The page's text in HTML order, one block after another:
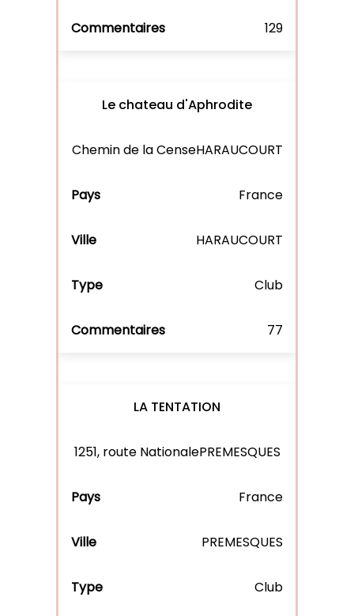
129
Le chateau d'Aphrodite
Chemin de la CenseHARAUCOURT
France
HARAUCOURT
Club
77
LA TENTATION
1251, route NationalePREMESQUES
France
PREMESQUES
Club